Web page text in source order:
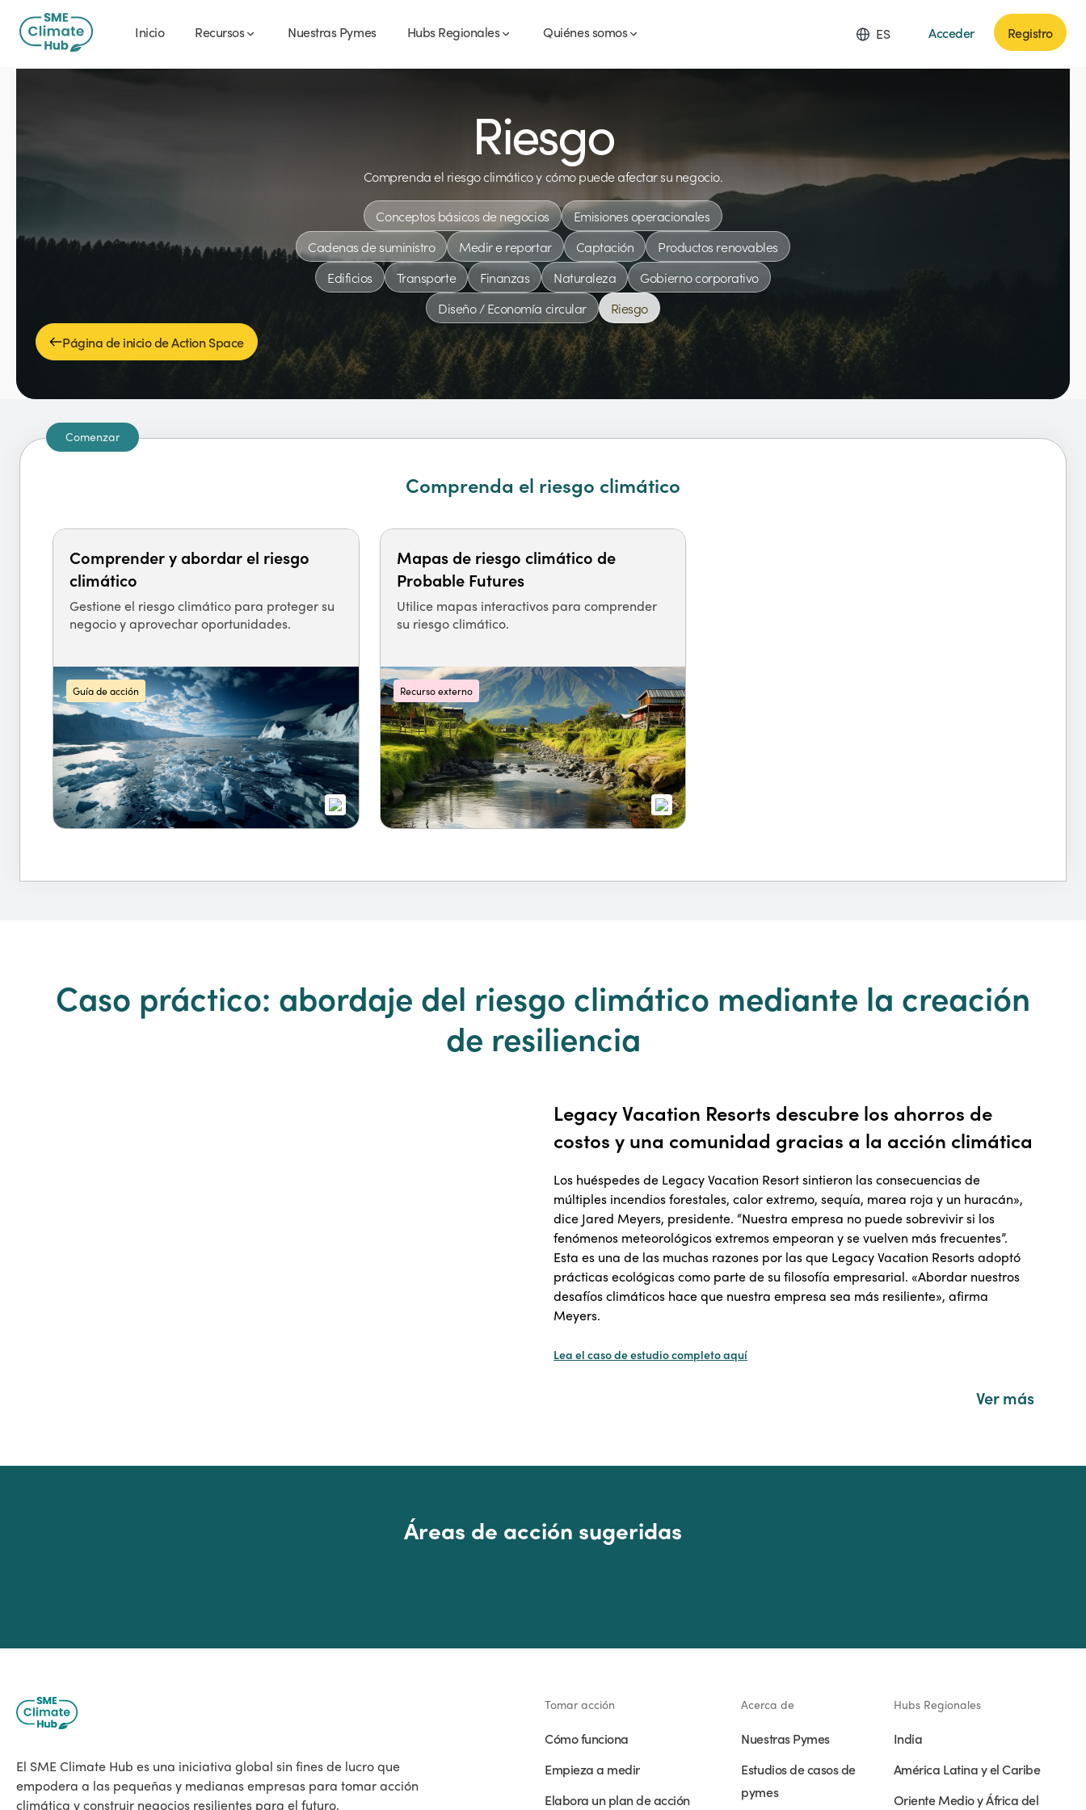
Inicio Recursos Nuestras Pymes Hubs Regionales Quiénes somos ES Acceder Registro
Riesgo
Comprenda el riesgo climático y cómo puede afectar su negocio.
Conceptos básicos de negocios
Emisiones operacionales
Cadenas de suministro
Medir e reportar Captación
Productos renovables
Edificios
Transporte Finanzas Naturaleza
Gobierno corporativo
Diseño / Economía circular
Riesgo
Página de inicio de Action Space
Comenzar
Comprenda el riesgo climático
Comprender y abordar el riesgo
climático
Gestione el riesgo climático para proteger su
negocio y aprovechar oportunidades.
Guía de acción
Mapas de riesgo climático de
Probable Futures
Utilice mapas interactivos para comprender
su riesgo climático.
Recurso externo
Caso práctico: abordaje del riesgo climático mediante la creación
de resiliencia
Legacy Vacation Resorts descubre los ahorros de
costos y una comunidad gracias a la acción climática
Los huéspedes de Legacy Vacation Resort sintieron las consecuencias de
múltiples incendios forestales, calor extremo, sequía, marea roja y un huracán»,
dice Jared Meyers, presidente. “Nuestra empresa no puede sobrevivir si los
fenómenos meteorológicos extremos empeoran y se vuelven más frecuentes”.
Esta es una de las muchas razones por las que Legacy Vacation Resorts adoptó
prácticas ecológicas como parte de su filosofía empresarial. «Abordar nuestros
desafíos climáticos hace que nuestra empresa sea más resiliente», afirma
Meyers.
Lea el caso de estudio completo aquí
Ver más
Áreas de acción sugeridas
El SME Climate Hub es una iniciativa global sin fines de lucro que
empodera a las pequeñas y medianas empresas para tomar acción
climática y construir negocios resilientes para el futuro.
Tomar acción
Cómo funciona
Empieza a medir
Elabora un plan de acción
Acerca de
Nuestras Pymes
Estudios de casos de
pymes
Hubs Regionales
India
América Latina y el Caribe
Oriente Medio y África del